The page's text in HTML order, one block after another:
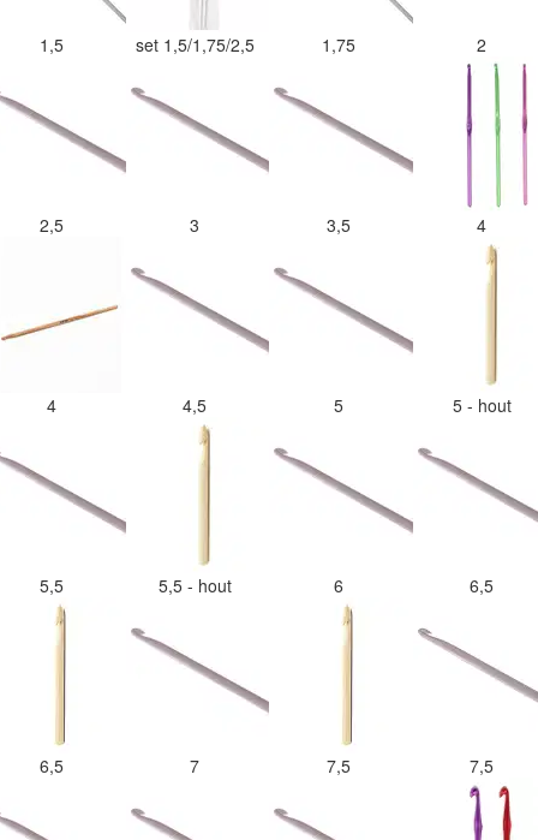
1,5 set 1,5/1,75/2,5 1,75 2
2,5 3 3,5 4
4 4,5 5 5 - hout
5,5 5,5 - hout 6 6,5
6,5 7 7,5 7,5